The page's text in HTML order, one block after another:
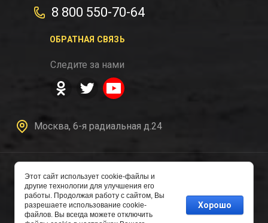
8 800 550-70-64
ОБРАТНАЯ СВЯЗЬ
Следите за нами
Москва, 6-я радиальная д.24
Copyright © 2016 - 2026
Авторазборка
Этот сайт использует cookie-файлы и
другие технологии для улучшения его
работы. Продолжая работу с сайтом, Вы
разрешаете использование cookie-
файлов. Вы всегда можете отключить
Хорошо